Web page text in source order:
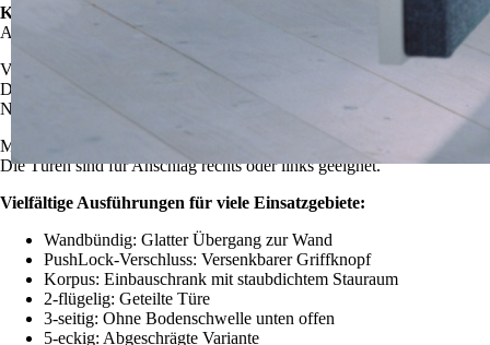
Kniestocktüren - Vielfältige Möglichkeiten
Alle Möglichkeiten in vielen Gößen und Ausführungen.
Verstecken Sie Rohre und Leitungen.
Den notwendigen Zugriff auf Zähler, Absperrventile und
Nutzen Sie die Nische für einen zusätzlichen Einbauschrank,
Maßanfertigungen von 30 x 30 cm bis 100 x 180 cm (Breite x Höhe)
Die Türen sind für Anschlag rechts oder links geeignet.
Vielfältige Ausführungen für viele Einsatzgebiete:
Wandbündig: Glatter Übergang zur Wand
PushLock-Verschluss: Versenkbarer Griffknopf
Korpus: Einbauschrank mit staubdichtem Stauraum
2-flügelig: Geteilte Türe
3-seitig: Ohne Bodenschwelle unten offen
5-eckig: Abgeschrägte Variante